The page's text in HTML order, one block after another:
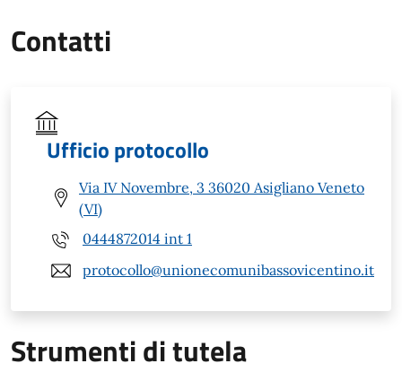
Contatti
Ufficio protocollo
Via IV Novembre, 3 36020 Asigliano Veneto
(VI)
0444872014 int 1
protocollo@unionecomunibassovicentino.it
Strumenti di tutela